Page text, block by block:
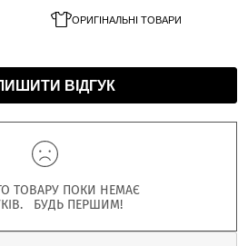
ОРИГІНАЛЬНІ ТОВАРИ
ВІДГУК
ТОВАРУ ПОКИ НЕМАЄ
БУДЬ ПЕРШИМ!